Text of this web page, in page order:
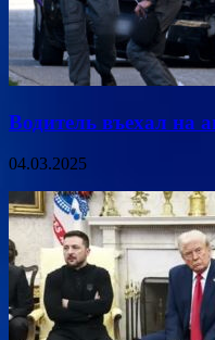
Водитель въехал на
04.03.2025